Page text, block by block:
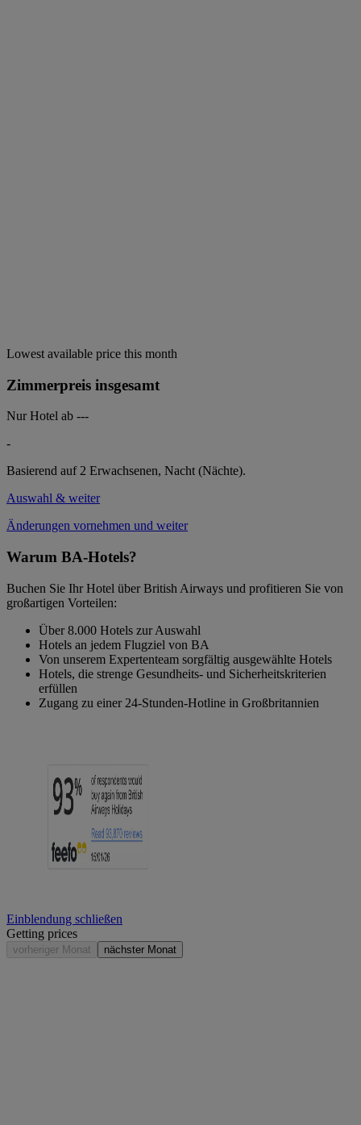
Lowest available price this month
Zimmerpreis insgesamt
Nur Hotel ab ---
-
Basierend auf 2 Erwachsenen, Nacht (Nächte).
Auswahl & weiter
Änderungen vornehmen und weiter
Warum BA-Hotels?
Buchen Sie Ihr Hotel über British Airways und profitieren Sie von
großartigen Vorteilen:
Über 8.000 Hotels zur Auswahl
Hotels an jedem Flugziel von BA
Von unserem Expertenteam sorgfältig ausgewählte Hotels
Hotels, die strenge Gesundheits- und Sicherheitskriterien
erfüllen
Zugang zu einer 24-Stunden-Hotline in Großbritannien
Einblendung schließen
Getting prices
vorheriger Monat nächster Monat